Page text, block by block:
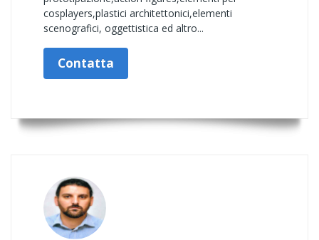
cosplayers,plastici architettonici,elementi
scenografici, oggettistica ed altro...
Contatta